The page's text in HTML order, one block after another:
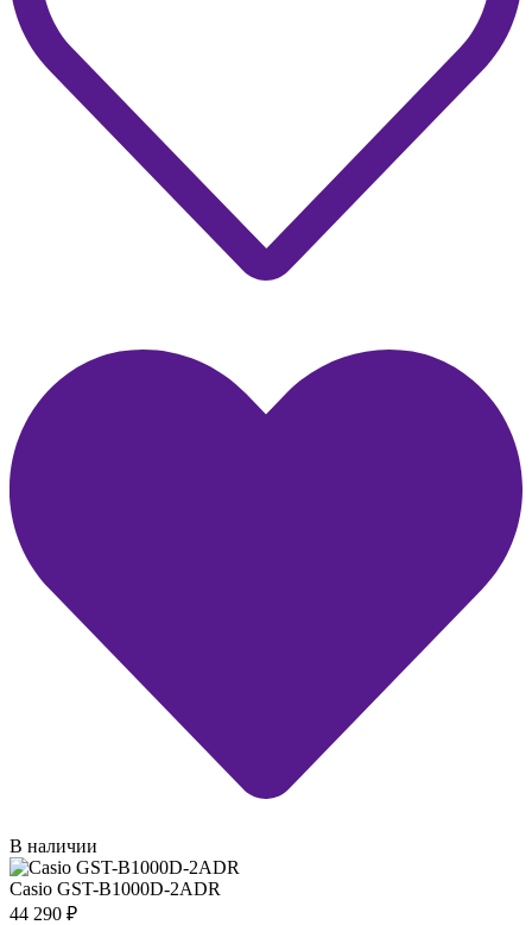
В наличии
Casio GST-B1000D-2ADR
44 290 ₽